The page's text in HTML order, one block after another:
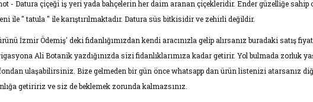
- Datura çiçeği iş yeri yada bahçelerin her daim aranan çiçekleridir. Ender güzelliğe sahip
ile " tatula " ile karıştırılmaktadır. Datura süs bitkisidir ve zehirli değildir.
İzmir Ödemiş' deki fidanlığımızdan kendi aracınızla gelip alırsanız buradaki satış
Ali Botanik yazdığınızda sizi fidanlıklarımıza kadar getirir. Yol bulmada zorluk
ulaşabilirsiniz. Bize gelmeden bir gün önce whatsapp dan ürün listenizi atarsanız
getiririz ve siz de beklemek zorunda kalmazsınız.